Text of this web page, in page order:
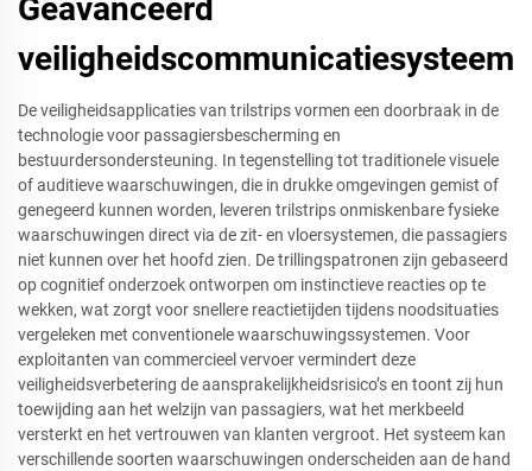
Geavanceerd
veiligheidscommunicatiesysteem
De veiligheidsapplicaties van trilstrips vormen een doorbraak in de
technologie voor passagiersbescherming en
bestuurdersondersteuning. In tegenstelling tot traditionele visuele
of auditieve waarschuwingen, die in drukke omgevingen gemist of
genegeerd kunnen worden, leveren trilstrips onmiskenbare fysieke
waarschuwingen direct via de zit- en vloersystemen, die passagiers
niet kunnen over het hoofd zien. De trillingspatronen zijn gebaseerd
op cognitief onderzoek ontworpen om instinctieve reacties op te
wekken, wat zorgt voor snellere reactietijden tijdens noodsituaties
vergeleken met conventionele waarschuwingssystemen. Voor
exploitanten van commercieel vervoer vermindert deze
veiligheidsverbetering de aansprakelijkheidsrisico’s en toont zij hun
toewijding aan het welzijn van passagiers, wat het merkbeeld
versterkt en het vertrouwen van klanten vergroot. Het systeem kan
verschillende soorten waarschuwingen onderscheiden aan de hand